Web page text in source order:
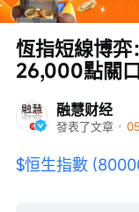
融慧财经
發表了文章 ·
恆指短線博弈
26,000點關
$恒生指數